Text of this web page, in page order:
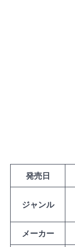
発売日
ジャンル
メーカー